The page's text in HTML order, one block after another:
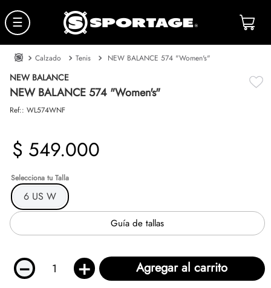
☰
Calzado Tenis NEW BALANCE 574 "Women's"
NEW BALANCE
NEW BALANCE 574 "Women's"
Ref:: WL574WNF
$ 549.000
Talla
6 US W
Guía de tallas
＋
－ Agregar al carrito